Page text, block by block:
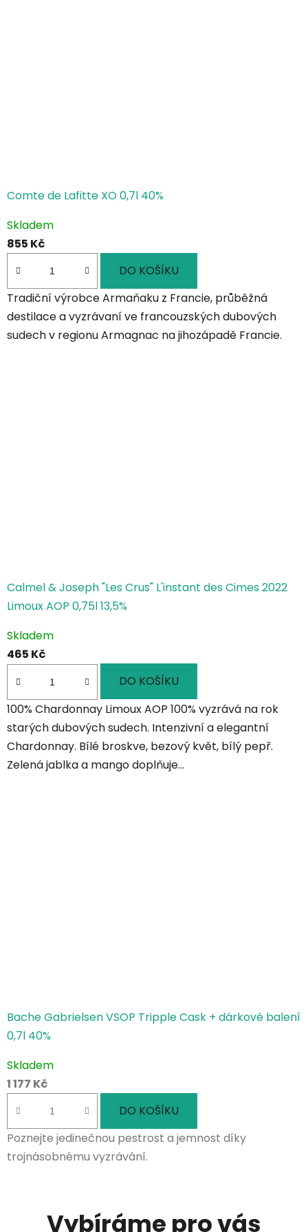
Comte de Lafitte XO 0,7l 40%
Skladem
855 Kč
DO KOŠÍKU
Tradiční výrobce Armaňaku z Francie, průběžná
destilace a vyzrávaní ve francouzských dubových
sudech v regionu Armagnac na jihozápadě Francie.
Calmel & Joseph "Les Crus" L'instant des Cimes 2022
Limoux AOP 0,75l 13,5%
Skladem
465 Kč
DO KOŠÍKU
100% Chardonnay Limoux AOP 100% vyzrává na rok
starých dubových sudech. Intenzivní a elegantní
Chardonnay. Bílé broskve, bezový květ, bílý pepř.
Zelená jablka a mango doplňuje...
Bache Gabrielsen VSOP Tripple Cask + dárkové balení
0,7l 40%
Skladem
1 177 Kč
DO KOŠÍKU
Poznejte jedinečnou pestrost a jemnost díky
trojnásobnému vyzrávání.
Vybíráme pro vás